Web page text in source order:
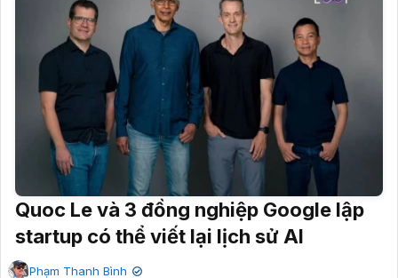
Quoc Le và 3 đồng nghiệp Google lập
startup có thể viết lại lịch sử AI
Phạm Thanh Bình ✔